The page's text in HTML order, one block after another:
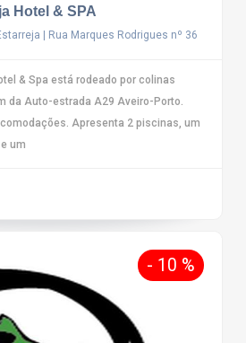
Hotel & SPA
| Rua Marques Rodrigues nº 36
& Spa está rodeado por colinas
da Auto-estrada A29 Aveiro-Porto.
Apresenta 2 piscinas, um
um
- 10 %